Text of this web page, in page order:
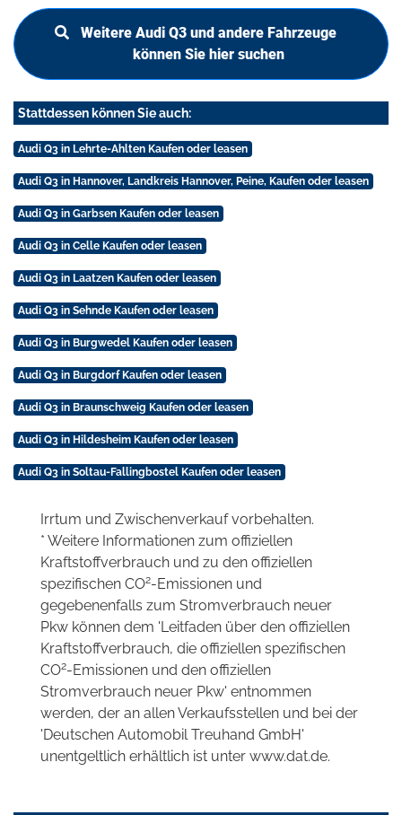
Weitere Audi Q3 und andere Fahrzeuge
können Sie hier suchen
Stattdessen können Sie auch:
Audi Q3 in Lehrte-Ahlten Kaufen oder leasen
Audi Q3 in Hannover, Landkreis Hannover, Peine, Kaufen oder leasen
Audi Q3 in Garbsen Kaufen oder leasen
Audi Q3 in Celle Kaufen oder leasen
Audi Q3 in Laatzen Kaufen oder leasen
Audi Q3 in Sehnde Kaufen oder leasen
Audi Q3 in Burgwedel Kaufen oder leasen
Audi Q3 in Burgdorf Kaufen oder leasen
Audi Q3 in Braunschweig Kaufen oder leasen
Audi Q3 in Hildesheim Kaufen oder leasen
Audi Q3 in Soltau-Fallingbostel Kaufen oder leasen
Irrtum und Zwischenverkauf vorbehalten.
* Weitere Informationen zum offiziellen
Kraftstoffverbrauch und zu den offiziellen
spezifischen CO2-Emissionen und
gegebenenfalls zum Stromverbrauch neuer
Pkw können dem 'Leitfaden über den offiziellen
Kraftstoffverbrauch, die offiziellen spezifischen
CO2-Emissionen und den offiziellen
Stromverbrauch neuer Pkw' entnommen
werden, der an allen Verkaufsstellen und bei der
'Deutschen Automobil Treuhand GmbH'
unentgeltlich erhältlich ist unter www.dat.de.